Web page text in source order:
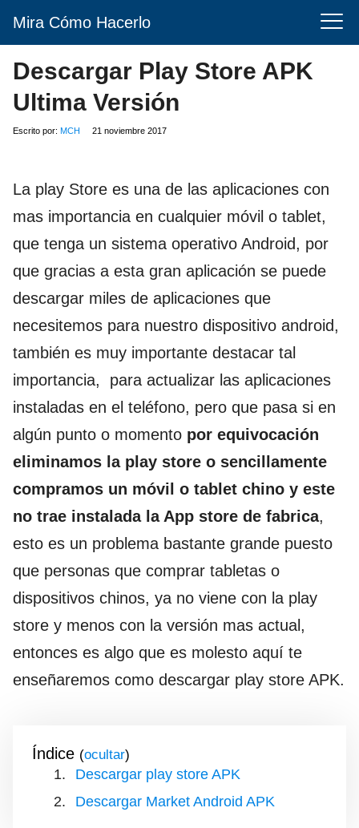
Mira Cómo Hacerlo
Descargar Play Store APK
Ultima Versión
Escrito por: MCH 21 noviembre 2017
La play Store es una de las aplicaciones con
mas importancia en cualquier móvil o tablet,
que tenga un sistema operativo Android, por
que gracias a esta gran aplicación se puede
descargar miles de aplicaciones que
necesitemos para nuestro dispositivo android,
también es muy importante destacar tal
importancia, para actualizar las aplicaciones
instaladas en el teléfono, pero que pasa si en
algún punto o momento por equivocación
eliminamos la play store o sencillamente
compramos un móvil o tablet chino y este
no trae instalada la App store de fabrica,
esto es un problema bastante grande puesto
que personas que comprar tabletas o
dispositivos chinos, ya no viene con la play
store y menos con la versión mas actual,
entonces es algo que es molesto aquí te
enseñaremos como descargar play store APK.
Índice ( )
Descargar play store APK
Descargar Market Android APK